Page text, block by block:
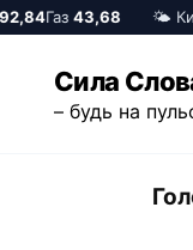
Газ43,68 🌤️ Київ
вмісту
Сила
– будь на